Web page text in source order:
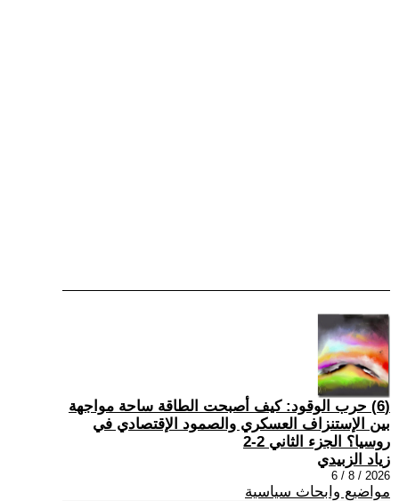
(6) حرب الوقود: كيف أصبحت الطاقة ساحة مواجهة
بين الإستنزاف العسكري والصمود الإقتصادي في
روسيا؟ الجزء الثاني 2-2
زياد الزبيدي
2026 / 8 / 6
مواضيع وابحاث سياسية